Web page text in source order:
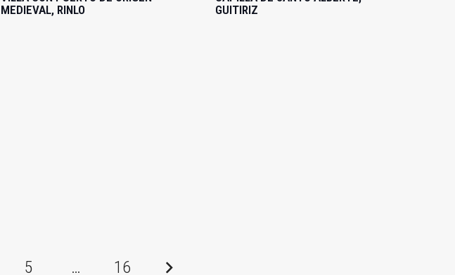
MEDIEVAL, RINLO
GUITIRIZ
5 … 16